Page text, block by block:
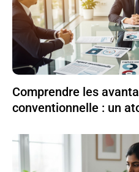
Comprendre les
conventionnelle : un